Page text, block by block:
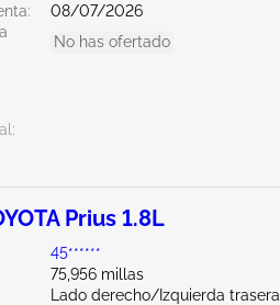
08/07/2026
No has ofertado
Prius 1.8L
45******
75,956 millas
Lado derecho/Izquierda trasera